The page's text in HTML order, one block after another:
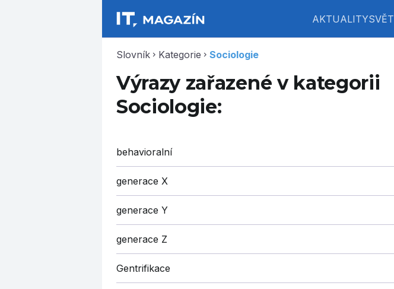
AKTUALITYSVĚT
Slovník chevron_right Kategorie chevron_right Sociologie
Výrazy zařazené v kategorii
Sociologie:
behavioralní
generace X
generace Y
generace Z
Gentrifikace